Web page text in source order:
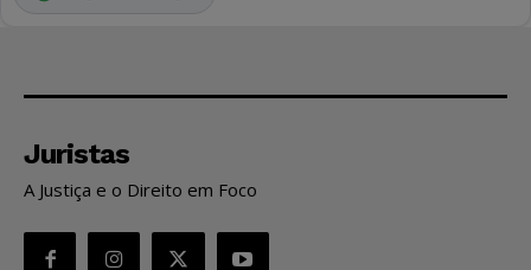
Juristas
A Justiça e o Direito em Foco